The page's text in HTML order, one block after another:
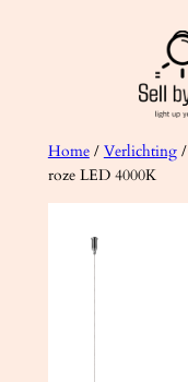
Home/ Verlichting/
roze LED 4000K